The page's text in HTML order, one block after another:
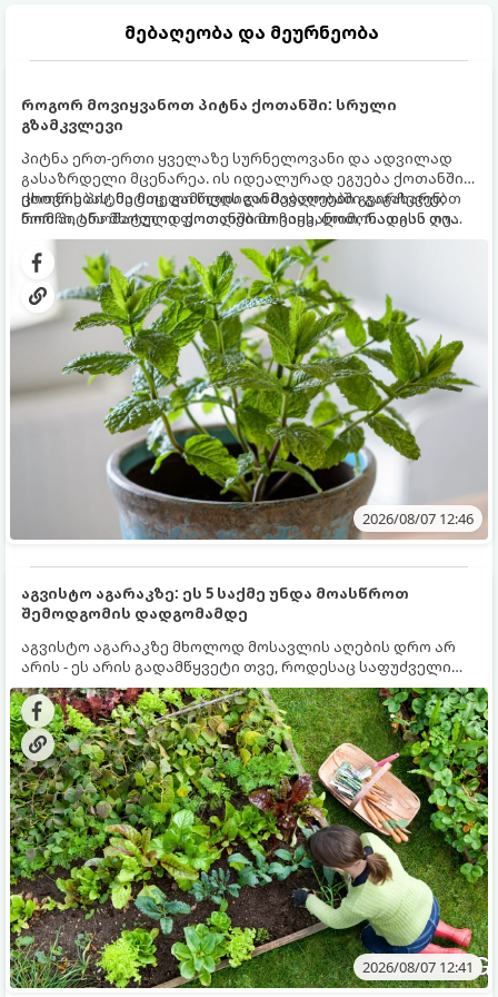
მებაღეობა და მეურნეობა
როგორ მოვიყვანოთ პიტნა ქოთანში: სრული
გზამკვლევი
პიტნა ერთ-ერთი ყველაზე სურნელოვანი და ადვილად
გასაზრდელი მცენარეა. ის იდეალურად ეგუება ქოთანში
ცხოვრებას, მეტიც, გამოცდილი მებაღეები გვირჩევენ,
რომ პიტნა მხოლოდ ქოთანში მოვიყვანოთ, რადგან ღია
გრუნტში (ბაღში) დარგვისას ის ფესვებით ძალიან
სწრაფად ვრცელდება და სხვა მცენარეებს ავიწროებს.
ქოთნის პიტნა მთელი წლის განმავლობაში გაგახარებთ
ნორჩი, არომატული ფოთლებით ჩაის, ლიმონათისა თუ
კერძებისთვის.
2026/08/07 12:46
აგვისტო აგარაკზე: ეს 5 საქმე უნდა მოასწროთ
შემოდგომის დადგომამდე
აგვისტო აგარაკზე მხოლოდ მოსავლის აღების დრო არ
არის - ეს არის გადამწყვეტი თვე, როდესაც საფუძველი
ეყრება მომავალი წლის მოსავალს და ბაღი მზადდება
შემოდგომა-ზამთრის სეზონისთვის. იმისათვის, რომ
ნიადაგმა ენერგია აღიდგინოს, ხოლო მცენარეებმა
ზამთარს გაუძლონ, აგვისტოს ბოლომდე 5
მნიშვნელოვანი საქმის გაკეთება უნდა მოასწროთ:
2026/08/07 12:41